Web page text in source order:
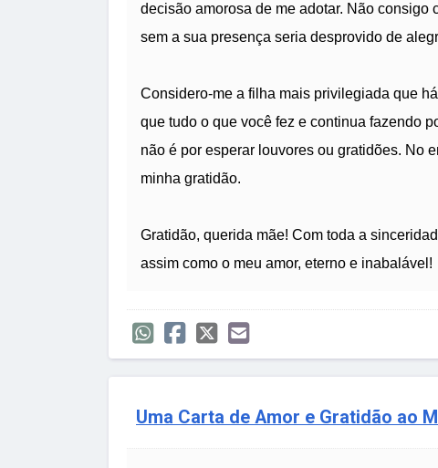
decisão amorosa de me adotar. Não
sem a sua presença seria desprovido de
Considero-me a filha mais privilegiada que
que tudo o que você fez e continua fazendo
não é por esperar louvores ou gratidões. No
minha gratidão.
Gratidão, querida mãe! Com toda a
assim como o meu amor, eterno e inabalável!
Uma Carta de Amor e Gratidão ao